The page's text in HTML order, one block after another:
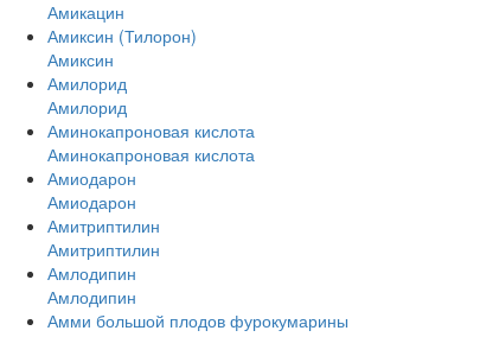
Амикацин
Амиксин (Тилорон)
Амиксин
Амилорид
Амилорид
Аминокапроновая кислота
Аминокапроновая кислота
Амиодарон
Амиодарон
Амитриптилин
Амитриптилин
Амлодипин
Амлодипин
Амми большой плодов фурокумарины